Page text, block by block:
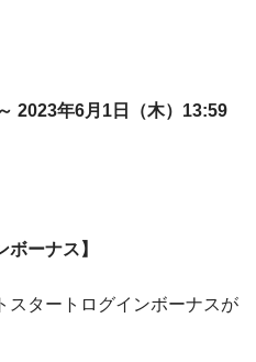
2023年6月1日（木）13:59
ボーナス】
スタートログインボーナスが